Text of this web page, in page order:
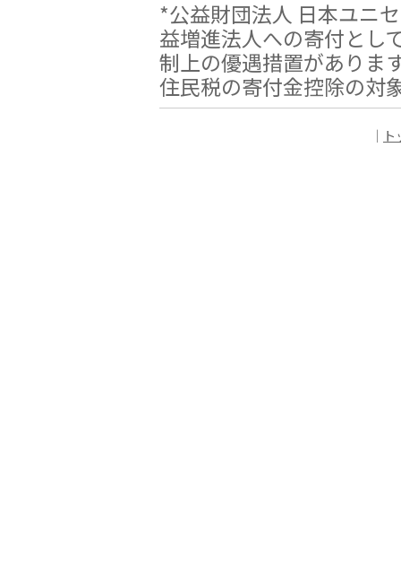
*公益財団法人 日本ユニ
益増進法人への寄付とし
制上の優遇措置がありま
住民税の寄付金控除の対
｜